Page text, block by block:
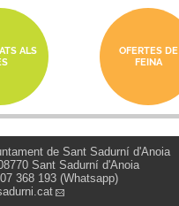
ALS
OFERTES DE
FEINA
de Sant Sadurní d'Anoia
Sant Sadurní d'Anoia
368 193 (Whatsapp)